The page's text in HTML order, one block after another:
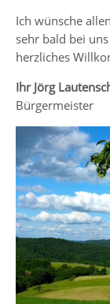
Ich wünsche
sehr bald bei
herzliches
Ihr Jörg
Bürgermeister